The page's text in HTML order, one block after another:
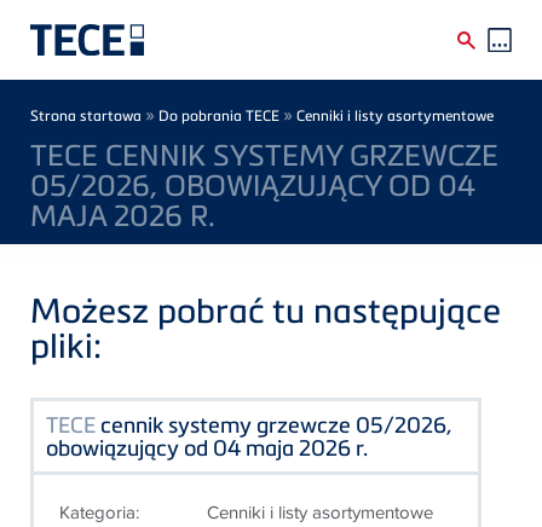
Breadcrumb
Strona startowa » Do pobrania TECE » Cenniki i listy asortymentowe
TECE CENNIK SYSTEMY GRZEWCZE
05/2026, OBOWIĄZUJĄCY OD 04
MAJA 2026 R.
Możesz pobrać tu następujące
pliki:
TECE cennik systemy grzewcze 05/2026,
obowiązujący od 04 maja 2026 r.
Kategoria: Cenniki i listy asortymentowe